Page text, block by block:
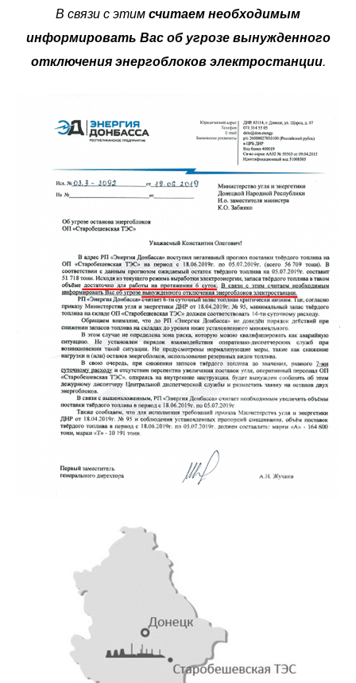
В связи с этимсчитаем необходимым
информировать Вас об угрозе вынужденного
отключения энергоблоков электростанции.